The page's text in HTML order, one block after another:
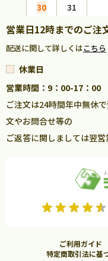
30
31
営業日12時までのご注
配送に関して詳しくはこちら
休業日
営業時間：9：00-17：00
ご注文は24時間年中無休
文やお問合せ等の
ご返答に関しましては翌営
ご利用ガイド
特定商取引法に基